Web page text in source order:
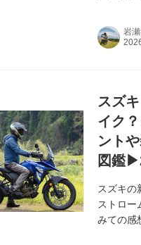
岩
スズ
イク
ント
図鑑
スズキの
ストロー
みての感